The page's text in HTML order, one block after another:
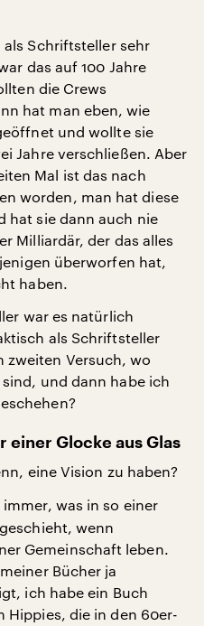
Schriftsteller sehr
das auf 100 Jahre
die Crews
hat man eben, wie
und wollte sie
Jahre verschließen. Aber
Mal ist das nach
worden, man hat diese
hat sie dann auch nie
Milliardär, der das alles
überworfen hat,
haben.
war es natürlich
als Schriftsteller
zweiten Versuch, wo
und dann habe ich
einer Glocke aus Glas
eine Vision zu haben?
was in so einer
wenn
Gemeinschaft leben.
Bücher ja
ich habe ein Buch
Hippies, die in den 60er-